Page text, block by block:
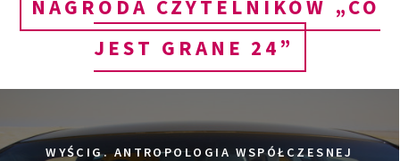
NAGRODA CZYTELNIKÓW „CO
JEST GRANE 24”
WYŚCIG. ANTROPOLOGIA WSPÓŁCZESNEJ